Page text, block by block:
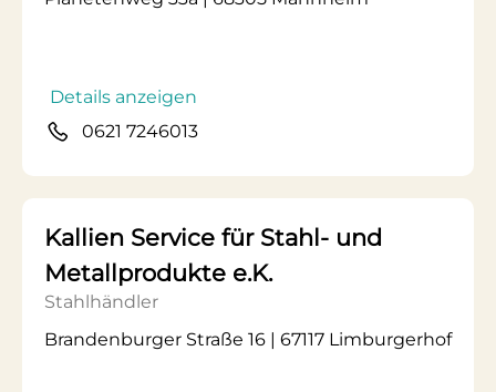
Details anzeigen
0621 7246013
Kallien Service für Stahl- und
Metallprodukte e.K.
Stahlhändler
Brandenburger Straße 16 | 67117 Limburgerhof